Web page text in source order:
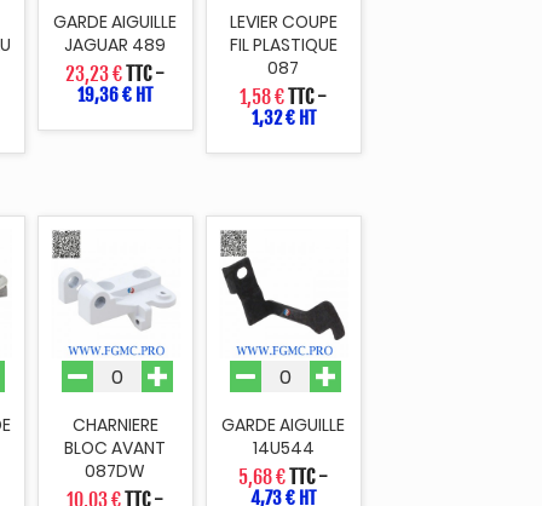
GARDE AIGUILLE
JAGUAR 489
23,23 €TTC-
19,36 € HT
LEVIER COUPE
FIL PLASTIQUE
087
1,58 €TTC-
1,32 € HT
CHARNIERE
BLOC AVANT
087DW
10,03 €TTC-
GARDE AIGUILLE
14U544
5,68 €TTC-
4,73 € HT